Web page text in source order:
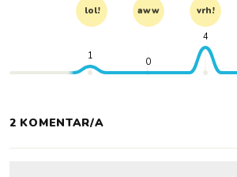
lol! aww vrh!
1
0
4
2 KOMENTAR/A